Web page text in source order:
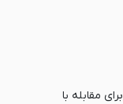
برای مقابله با